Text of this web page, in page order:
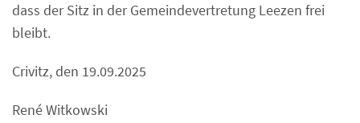
dass der Sitz in der Gemeindevertretung Leezen frei
bleibt.
Crivitz, den 19.09.2025
René Witkowski